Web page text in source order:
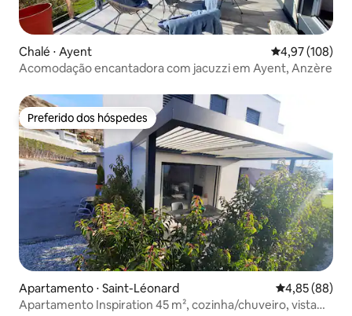
Chalé ⋅ Ayent 4,97 de uma
4,97 (108)
Acomodação encantadora com jacuzzi em Ayent, Anzère
Preferido dos hóspedes
Preferido dos hóspedes
Apartamento ⋅ Saint-Léonard 4,85 de uma
4,85 (88)
Apartamento Inspiration 45 m², cozinha/chuveiro, vista